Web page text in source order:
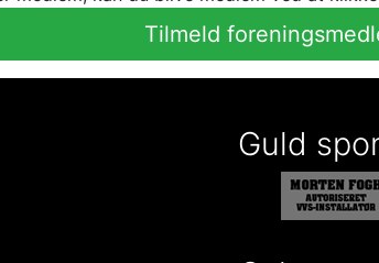
Tilmeld
Guld